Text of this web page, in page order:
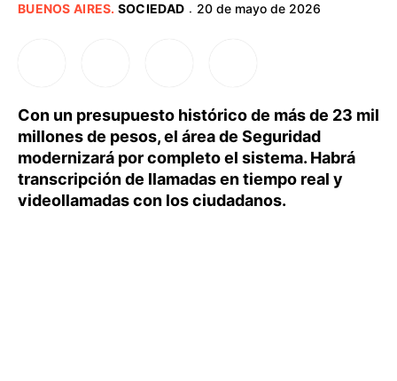
BUENOS AIRES. SOCIEDAD · 20 de mayo de 2026
Con un presupuesto histórico de más de 23 mil
millones de pesos, el área de Seguridad
modernizará por completo el sistema. Habrá
transcripción de llamadas en tiempo real y
videollamadas con los ciudadanos.